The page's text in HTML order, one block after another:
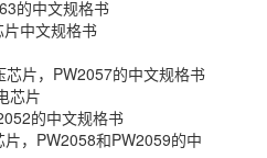
的中文规格书
中文规格书
片，PW2057的中文规格书
芯片
的中文规格书
，PW2058和PW2059的中